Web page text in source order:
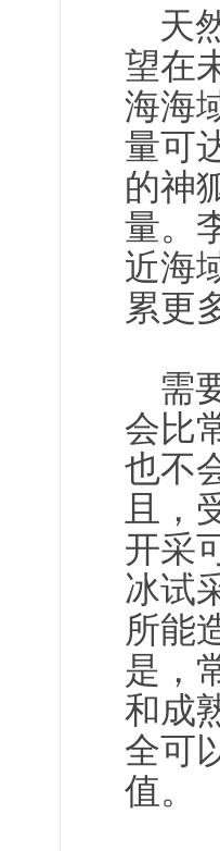
天
望在
海海
量可
的神
量。
近海
累更
需
会比
也不
且，
开采
冰试
所能
是，
和成
全可
值。